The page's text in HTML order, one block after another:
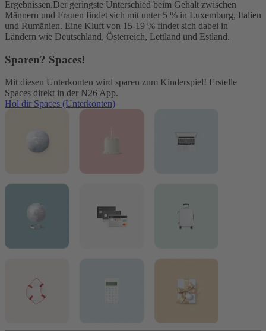
Ergebnissen.Der geringste Unterschied beim Gehalt zwischen
Männern und Frauen findet sich mit unter 5 % in Luxemburg, Italien
und Rumänien. Eine Kluft von 15-19 % findet sich dabei in
Ländern wie Deutschland, Österreich, Lettland und Estland.
Sparen? Spaces!
Mit diesen Unterkonten wird sparen zum Kinderspiel! Erstelle
Spaces direkt in der N26 App.
Hol dir Spaces (Unterkonten)